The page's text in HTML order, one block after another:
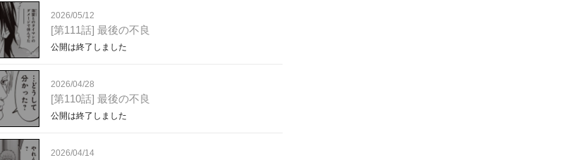
2026/05/12
[第111話] 最後の不良
公開は終了しました
2026/04/28
[第110話] 最後の不良
公開は終了しました
2026/04/14